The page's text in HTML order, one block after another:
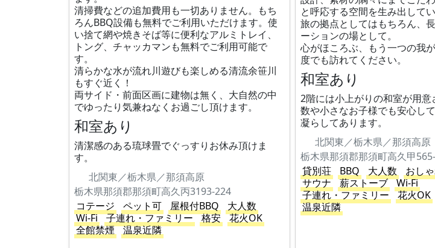
清掃費などの追加費用も一切ありません。もち
ろんBBQ設備も無料でご利用いただけます。使
い捨て網や焼きそば等に便利なアルミトレイ、
トング、チャッカマンも無料でご利用可能で
す。
清らかな水が流れ川遊びも楽しめる清流余笹川
もすぐ近く！
両サイド・前面区画に建物は無く、大自然の中
でゆったり気兼ねなくお過ごし頂けます。
和室あり
清潔感のある琉球畳でぐっすりお休み頂けま
す。
北関東／栃木県／那須高原
栃木県那須郡那須町高久丙3193-224
コテージ
ペット可 屋根付BBQ
大人数
Wi-Fi
子連れ・ファミリー 格安
花火OK
全館禁煙
温泉近隣
と呼応する空間を生み出してい
旅の拠点としてはもちろん、
ーションの場として。
心がほころぶ、もう一つの我
度でも訪れてください。
和室あり
2階には小上がりの和室が用意
数や小さなお子様でも安心し
凝らしてあります。
北関東／栃木県／那須高原
栃木県那須郡那須町高久甲
貸別荘
BBQ 大人数 おし
サウナ
薪ストーブ
Wi-Fi
子連れ・ファミリー
花火OK
温泉近隣